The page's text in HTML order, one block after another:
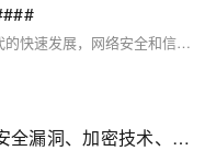
【10月更文挑战第21天】 随着数字化时代的快速发展，网络安全和信息安全已成为个人和企业不可忽视的关键问题。本文将探讨网络安全漏洞、加密技术以及安全意识的重要性，并提供一些实用的建议，帮助读者提高自身的网络安全防护能力。 ####
网络安全与信息安全：关于网络安全漏洞、加密技术、安全意识等方面的知识分享